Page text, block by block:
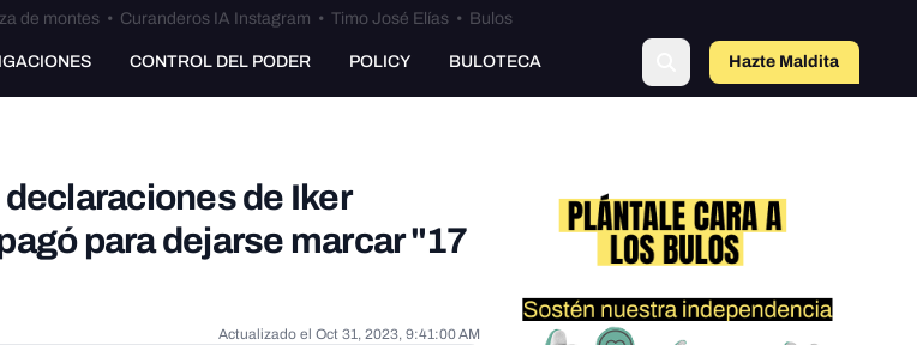
de montes• Curanderos IA Instagram • Timo José Elías• Bulos
CONTROL DEL PODER POLICY BULOTECA Hazte Maldito
declaraciones de Iker
para dejarse marcar "17
Actualizado el Oct 31, 2023, 9:41:00 AM